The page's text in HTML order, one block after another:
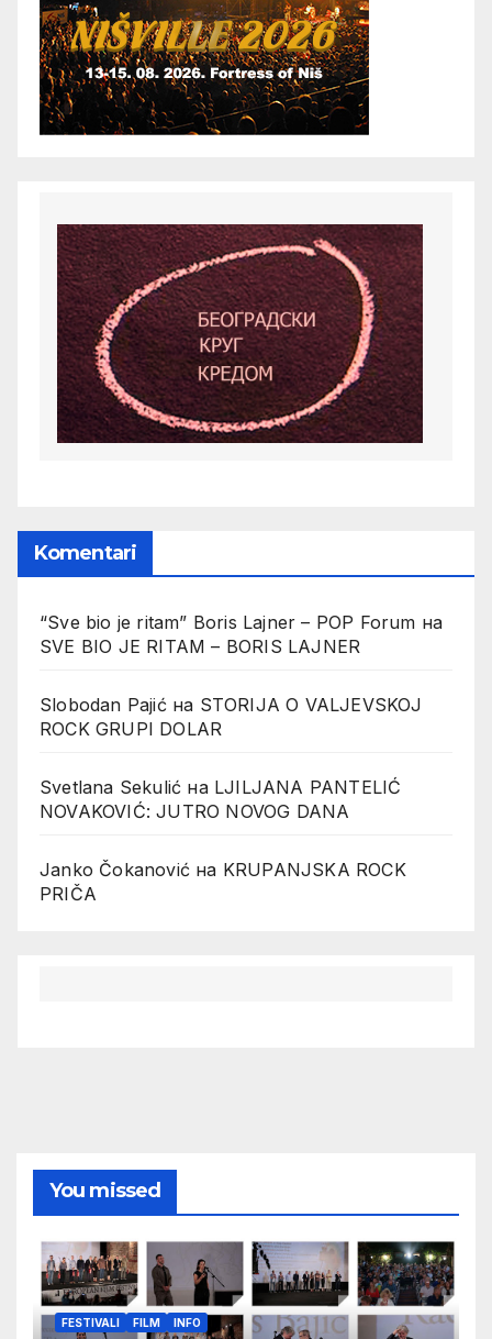
Komentari
“Sve bio je ritam” Boris Lajner – POP Forum на
SVE BIO JE RITAM – BORIS LAJNER
Slobodan Pajićна STORIJA O VALJEVSKOJ
ROCK GRUPI DOLAR
Svetlana Sekulić на LJILJANA PANTELIĆ
NOVAKOVIĆ: JUTRO NOVOG DANA
Janko Čokanović на KRUPANJSKA ROCK
PRIČA
You missed
FESTIVALI FILM INFO